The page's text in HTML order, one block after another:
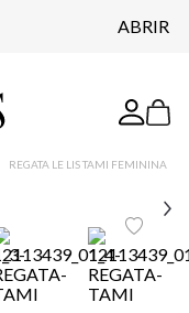
ABRIR
REGATA LE LIS TAMI FEMININA